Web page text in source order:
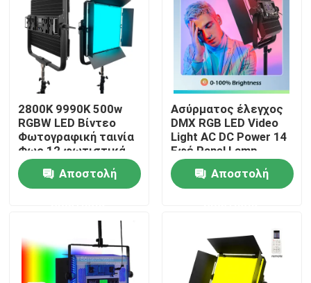
Προϊόντα
Βίντεο
Σχετικά με εμάς
Επισκεψή εργοστασίου
2800K 9990K 500w
RGBW LED Βίντεο
Φωτογραφική ταινία
Φως 12 φωτιστικά
εφέ
Αποστολή
Ασύρματος έλεγχος
DMX RGB LED Video
Light AC DC Power 14
Εφέ Panel Lamp
Αποστολή